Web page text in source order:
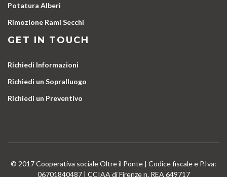
Potatura Alberi
Rimozione Rami Secchi
GET IN TOUCH
Richiedi Informazioni
Richiedi un Sopralluogo
Richiedi un Preventivo
© 2017 Cooperativa sociale Oltre il Ponte | Codice fiscale e P.Iva:
06701840487 | CCIAA di Firenze n. REA 649717